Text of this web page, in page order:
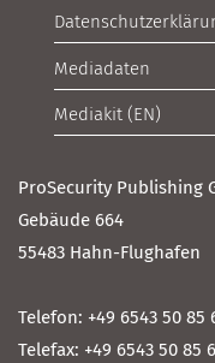
Mediadaten
Mediakit (EN)
ProSecurity Publishing
Gebäude 664
55483 Hahn-Flughafen
Telefon: +49 6543 50 85
Telefax: +49 6543 50 85